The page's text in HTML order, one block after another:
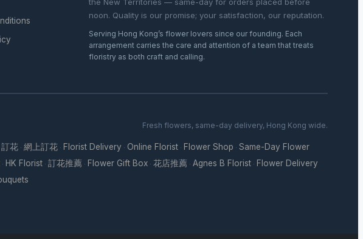
noon. Quality is our promise; your satisfaction, our reputation.
Serving Hong Kong’s flower lovers since our founding. Each
arrangement carries the care and attention of a team that treats
floristry as both craft and calling.
Fresh flowers, same-day delivery, Hong Kong wide.
訂花 · 網上訂花 · Florist Delivery · Online Florist · Flower Shop · Same-Day Flower
· HK Florist · 訂花推薦 · Flower Gift Box · 花店推薦 · Agnes B Florist · Flower Delivery